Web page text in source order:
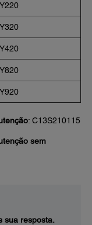
: C13S210115
sem
sua resposta.